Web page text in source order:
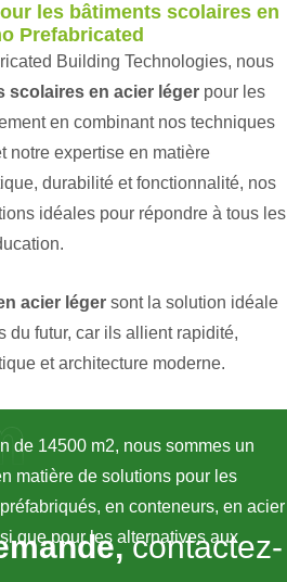
les bâtiments scolaires en
Prefabricated
Building Technologies, nous
scolaires en acier léger pour les
en combinant nos techniques
notre expertise en matière
durabilité et fonctionnalité, nos
idéales pour répondre à tous les
acier léger sont la solution idéale
du futur, car ils allient rapidité,
et architecture moderne.
de 14500 m2, nous sommes un
matière de solutions pour les
en conteneurs, en acier
que pour les alternatives aux
contactez-